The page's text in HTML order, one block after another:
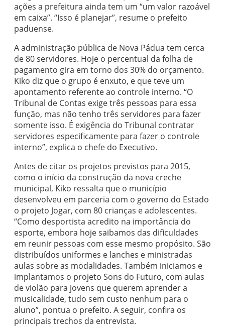
ações a prefeitura ainda tem um “um valor razoável
em caixa”. “Isso é planejar”, resume o prefeito
paduense.
A administração pública de Nova Pádua tem cerca
de 80 servidores. Hoje o percentual da folha de
pagamento gira em torno dos 30% do orçamento.
Kiko diz que o grupo é enxuto, e que teve um
apontamento referente ao controle interno. “O
Tribunal de Contas exige três pessoas para essa
função, mas não tenho três servidores para fazer
somente isso. É exigência do Tribunal contratar
servidores especificamente para fazer o controle
interno”, explica o chefe do Executivo.
Antes de citar os projetos previstos para 2015,
como o início da construção da nova creche
municipal, Kiko ressalta que o município
desenvolveu em parceria com o governo do Estado
o projeto Jogar, com 80 crianças e adolescentes.
“Como desportista acredito na importância do
esporte, embora hoje saibamos das dificuldades
em reunir pessoas com esse mesmo propósito. São
distribuídos uniformes e lanches e ministradas
aulas sobre as modalidades. Também iniciamos e
implantamos o projeto Sons do Futuro, com aulas
de violão para jovens que querem aprender a
musicalidade, tudo sem custo nenhum para o
aluno”, pontua o prefeito. A seguir, confira os
principais trechos da entrevista.